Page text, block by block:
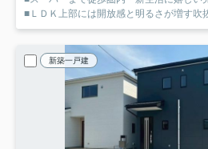
■ＬＤＫ上部には開放感と明るさが増す吹
新築一戸建